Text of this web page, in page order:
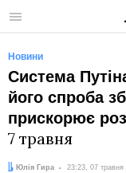
Меню
Новини
Система
його спроба
прискорює
7 травня
Автор:
Юлія Гира
Дата: 23:23, 07 травня